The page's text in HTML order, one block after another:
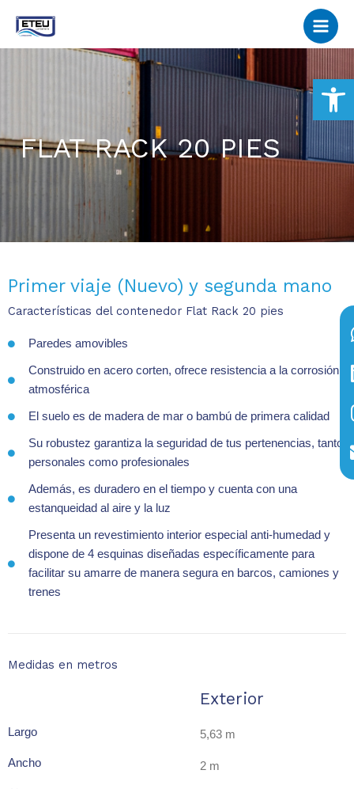
content
FLAT RACK 20 PIES
Primer viaje (Nuevo) y segunda mano
Características del contenedor Flat Rack 20 pies
Paredes amovibles
Construido en acero corten, ofrece resistencia a la corrosión
atmosférica
El suelo es de madera de mar o bambú de primera calidad
Su robustez garantiza la seguridad de tus pertenencias, tanto
personales como profesionales
Además, es duradero en el tiempo y cuenta con una
estanqueidad al aire y la luz
Presenta un revestimiento interior especial anti-humedad y
dispone de 4 esquinas diseñadas específicamente para
facilitar su amarre de manera segura en barcos, camiones y
trenes
Medidas en metros
Largo
Ancho
Exterior
5,63 m
2 m